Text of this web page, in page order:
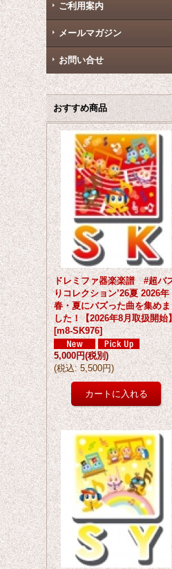
ご利用案内
メールマガジン
お問い合せ
おすすめ商品
ドレミファ器楽楽譜 #超バ
りコレクション’26夏 2026年
春・夏にバズった曲を集めま
した！【2026年8月取扱開始
[m8-SK976]
5,000円(税別)
(税込: 5,500円)